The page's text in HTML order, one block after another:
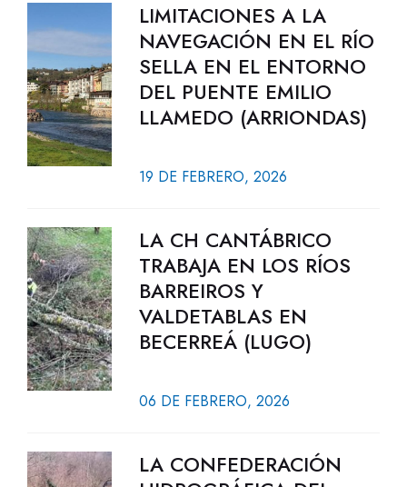
LIMITACIONES A LA
NAVEGACIÓN EN EL RÍO
SELLA EN EL ENTORNO
DEL PUENTE EMILIO
LLAMEDO (ARRIONDAS)
19 DE FEBRERO, 2026
LA CH CANTÁBRICO
TRABAJA EN LOS RÍOS
BARREIROS Y
VALDETABLAS EN
BECERREÁ (LUGO)
06 DE FEBRERO, 2026
LA CONFEDERACIÓN